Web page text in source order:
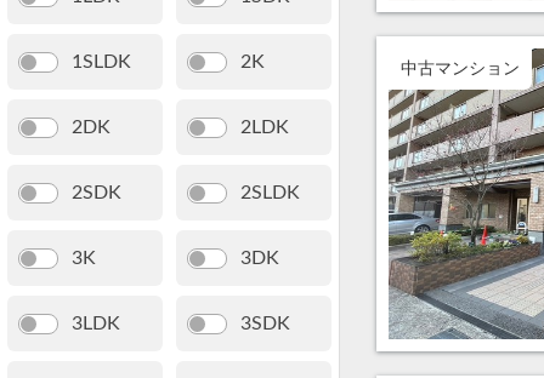
1SLDK 2K
2DK 2LDK
2SDK 2SLDK
3K 3DK
3LDK 3SDK
中古マンション